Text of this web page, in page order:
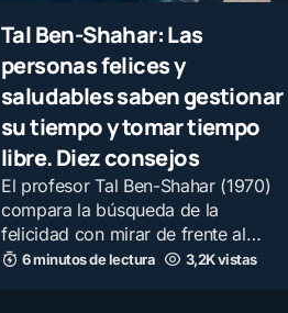
Tal Ben-Shahar: Las
personas felices y
saludables saben gestionar
su tiempo y tomar tiempo
libre. Diez consejos
El profesor Tal Ben-Shahar (1970)
compara la búsqueda de la
felicidad con mirar de frente al…
6 minutos de lectura 3,2K vistas